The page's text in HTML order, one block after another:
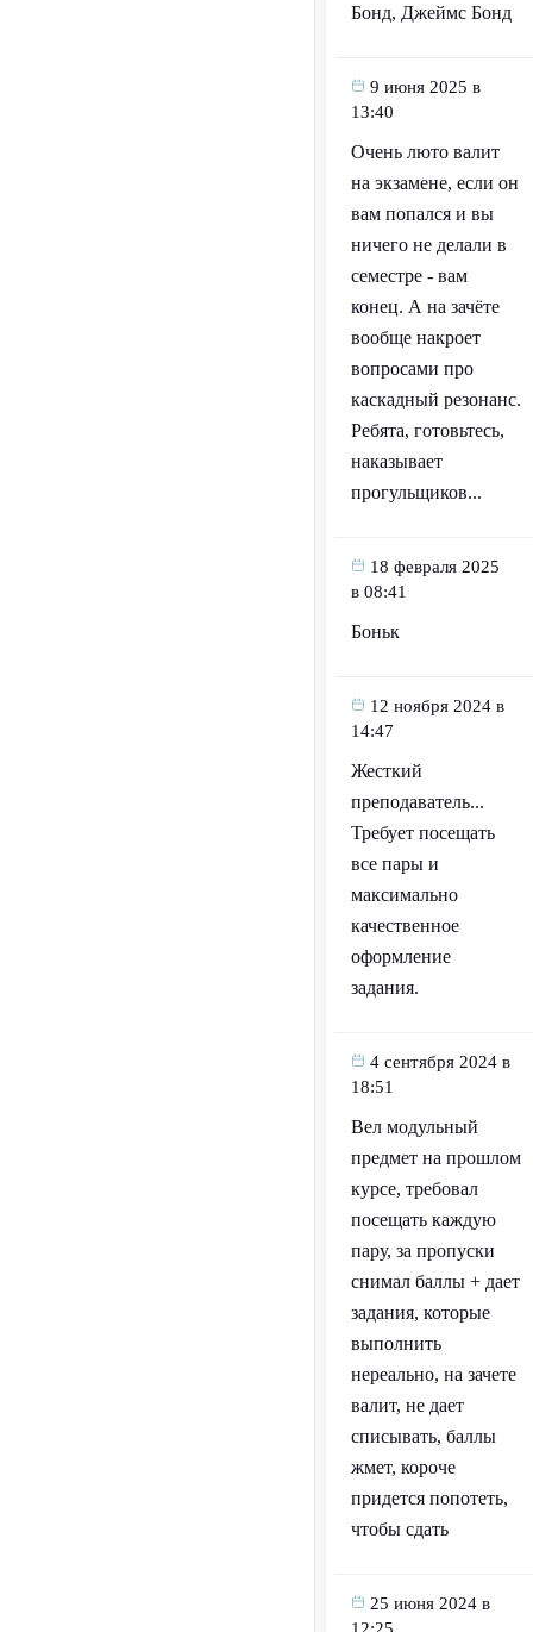
Бонд, Джеймс Бонд
9 июня 2025 в
13:40
Очень люто валит
на экзамене, если он
вам попался и вы
ничего не делали в
семестре - вам
конец. А на зачёте
вообще накроет
вопросами про
каскадный резонанс.
Ребята, готовьтесь,
наказывает
прогульщиков...
18 февраля 2025
в 08:41
Боньк
12 ноября 2024 в
14:47
Жесткий
преподаватель...
Требует посещать
все пары и
максимально
качественное
оформление
задания.
4 сентября 2024 в
18:51
Вел модульный
предмет на прошлом
курсе, требовал
посещать каждую
пару, за пропуски
снимал баллы + дает
задания, которые
выполнить
нереально, на зачете
валит, не дает
списывать, баллы
жмет, короче
придется попотеть,
чтобы сдать
25 июня 2024 в
12:25